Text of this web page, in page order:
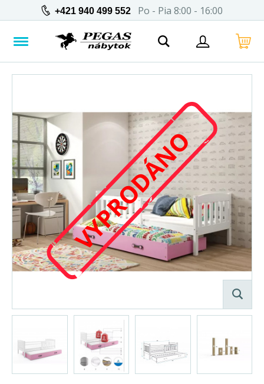
+421 940 499 552 Po - Pia 8:00 - 16:00
VYPRODÁNO